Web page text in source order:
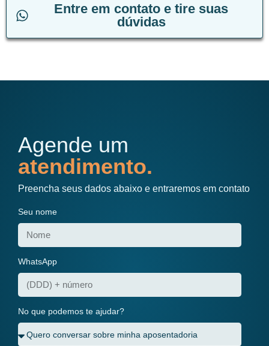
Entre em contato e tire suas
dúvidas
Agende um
atendimento.
Preencha seus dados abaixo e entraremos em contato
Seu nome
WhatsApp
No que podemos te ajudar?